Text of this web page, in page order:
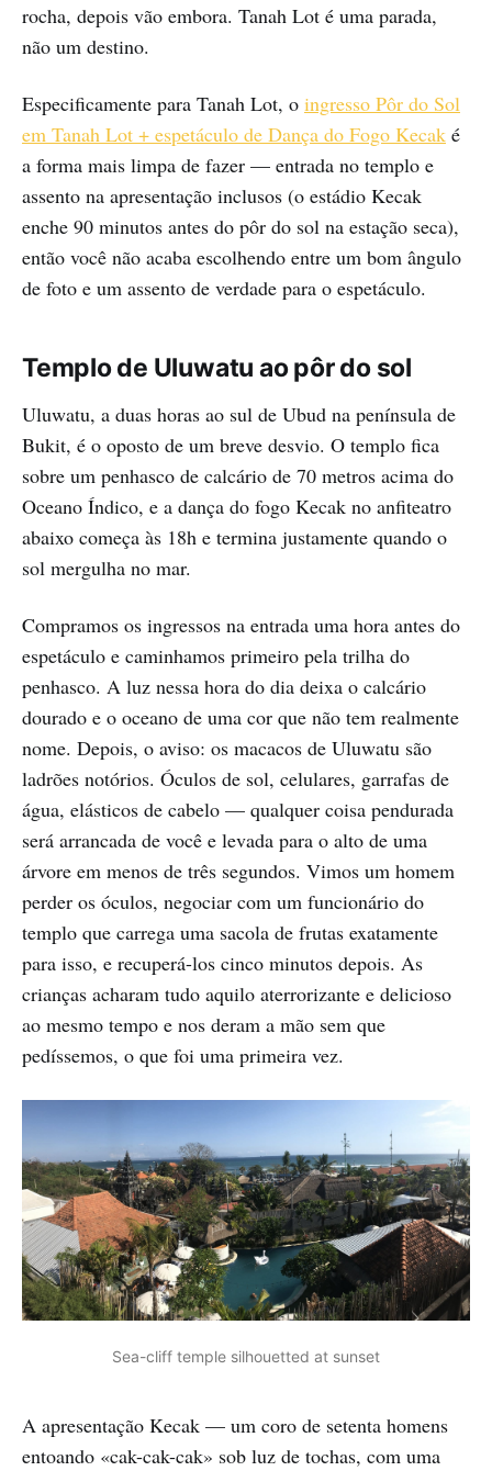
rocha, depois vão embora. Tanah Lot é uma parada,
não um destino.
Especificamente para Tanah Lot, o ingresso Pôr do Sol
em Tanah Lot + espetáculo de Dança do Fogo Kecak é
a forma mais limpa de fazer — entrada no templo e
assento na apresentação inclusos (o estádio Kecak
enche 90 minutos antes do pôr do sol na estação seca),
então você não acaba escolhendo entre um bom ângulo
de foto e um assento de verdade para o espetáculo.
Templo de Uluwatu ao pôr do sol
Uluwatu, a duas horas ao sul de Ubud na península de
Bukit, é o oposto de um breve desvio. O templo fica
sobre um penhasco de calcário de 70 metros acima do
Oceano Índico, e a dança do fogo Kecak no anfiteatro
abaixo começa às 18h e termina justamente quando o
sol mergulha no mar.
Compramos os ingressos na entrada uma hora antes do
espetáculo e caminhamos primeiro pela trilha do
penhasco. A luz nessa hora do dia deixa o calcário
dourado e o oceano de uma cor que não tem realmente
nome. Depois, o aviso: os macacos de Uluwatu são
ladrões notórios. Óculos de sol, celulares, garrafas de
água, elásticos de cabelo — qualquer coisa pendurada
será arrancada de você e levada para o alto de uma
árvore em menos de três segundos. Vimos um homem
perder os óculos, negociar com um funcionário do
templo que carrega uma sacola de frutas exatamente
para isso, e recuperá-los cinco minutos depois. As
crianças acharam tudo aquilo aterrorizante e delicioso
ao mesmo tempo e nos deram a mão sem que
pedíssemos, o que foi uma primeira vez.
Sea-cliff temple silhouetted at sunset
A apresentação Kecak — um coro de setenta homens
entoando «cak-cak-cak» sob luz de tochas, com uma